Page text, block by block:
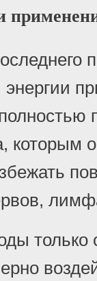
которым